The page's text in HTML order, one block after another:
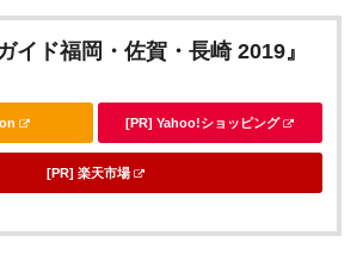
イド福岡・佐賀・長崎 2019』
[PR] Yahoo!ショッピング
[PR] 楽天市場